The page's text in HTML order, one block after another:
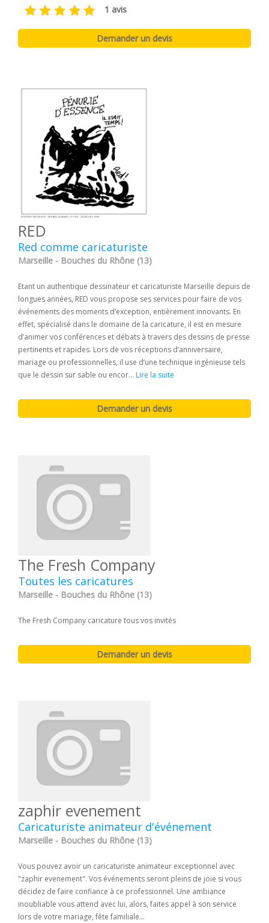
1 avis
RED
Red comme caricaturiste
Marseille - Bouches du Rhône (13)
Etant un authentique dessinateur et caricaturiste Marseille depuis de
longues années, RED vous propose ses services pour faire de vos
événements des moments d’exception, entièrement innovants. En
effet, spécialisé dans le domaine de la caricature, il est en mesure
d’animer vos conférences et débats à travers des dessins de presse
pertinents et rapides. Lors de vos réceptions d’anniversaire,
mariage ou professionnelles, il use d’une technique ingénieuse tels
que le dessin sur sable ou encor... Lire la suite
The Fresh Company
Toutes les caricatures
Marseille - Bouches du Rhône (13)
The Fresh Company caricature tous vos invités
zaphir evenement
Caricaturiste animateur d'événement
Marseille - Bouches du Rhône (13)
Vous pouvez avoir un caricaturiste animateur exceptionnel avec
"zaphir evenement". Vos événements seront pleins de joie si vous
décidez de faire confiance à ce professionnel. Une ambiance
inoubliable vous attend avec lui, alors, faites appel à son service
lors de votre mariage, fête familiale...